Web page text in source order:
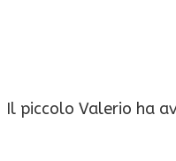
Il piccolo Valerio ha